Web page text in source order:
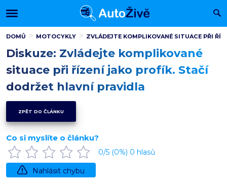
DOMŮ MOTOCYKLY ZVLÁDEJTE KOMPLIKOVANÉ SITUACE PŘI
Diskuze: Zvládejte komplikované
situace při řízení jako profík. Stačí
dodržet hlavní pravidla
ZPĚT DO ČLÁNKU
Co si myslíte o článku?
0/5 (0%) 0 hlasů
Nahlásit chybu